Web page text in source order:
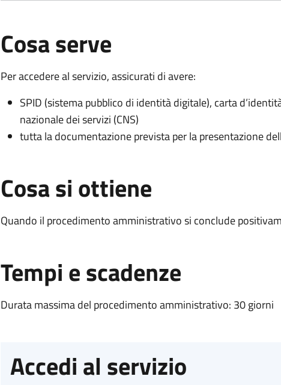
Cosa serve
Per accedere al servizio, assicurati di avere:
SPID (sistema pubblico di identità digitale), carta
nazionale dei servizi (CNS)
tutta la documentazione prevista per la presentazione
Cosa si ottiene
Quando il procedimento amministrativo si conclude
Tempi e scadenze
Durata massima del procedimento amministrativo: 30 giorni
Accedi al servizio